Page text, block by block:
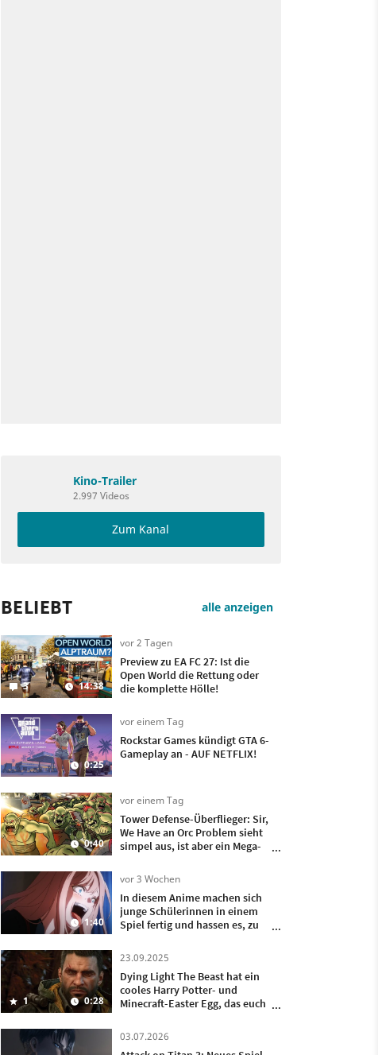
Kino-Trailer
2.997 Videos
Zum Kanal
BELIEBT alle anzeigen
3 14:38
vor 2 Tagen
Preview zu EA FC 27: Ist die
Open World die Rettung oder
die komplette Hölle!
0:25
vor einem Tag
Rockstar Games kündigt GTA 6-
Gameplay an - AUF NETFLIX!
0:40
vor einem Tag
Tower Defense-Überflieger: Sir,
We Have an Orc Problem sieht
simpel aus, ist aber ein Mega-
1:40
vor 3 Wochen
In diesem Anime machen sich
junge Schülerinnen in einem
Spiel fertig und hassen es, zu
1 0:28
23.09.2025
Dying Light The Beast hat ein
cooles Harry Potter- und
Minecraft-Easter Egg, das euch
03.07.2026